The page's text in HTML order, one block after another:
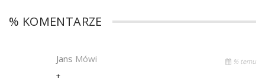
% KOMENTARZE
Jans Mówi % temu
+